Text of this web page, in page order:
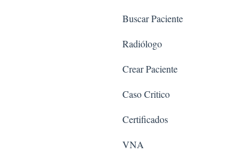
Buscar Paciente
Radiólogo
Crear Paciente
Caso Critico
Certificados
VNA